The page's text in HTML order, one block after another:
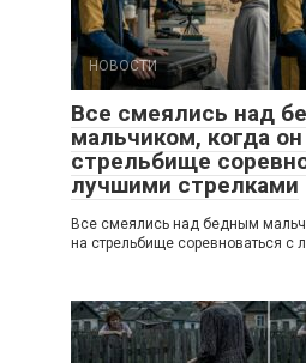
НОВОСТИ
Все смеялись над
мальчиком, когда
стрельбище
лучшими стрелками
Все смеялись над бедным
на стрельбище соревноваться с